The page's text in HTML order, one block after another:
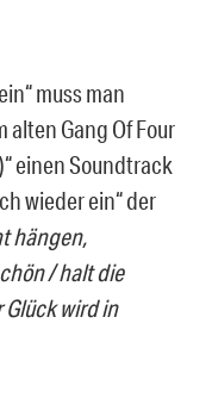
muss man
alten Gang Of Four
einen Soundtrack
wieder ein“ der
hängen,
/ halt die
wird in